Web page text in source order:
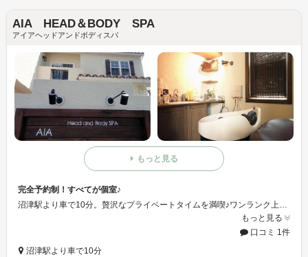
AIA HEAD＆BODY SPA
アイアヘッドアンドボディスパ
もっと見る
完全予約制！すべてが個室♪
沼津駅より車で10分。贅沢なプライベートタイムを満喫♪ワンランク上の極上エステ！日々の疲れをいやすオアシスになっていくれるはずです！セルフケアでは解消しきれない数々のお悩み・・・ぜひ一度《アイア》にご相談ください！経験豊富なエステティシャンが【健康】で【美しい】最高のビューティフルライフを提供！！
もっと見る
口コミ 1件
沼津駅より車で10分